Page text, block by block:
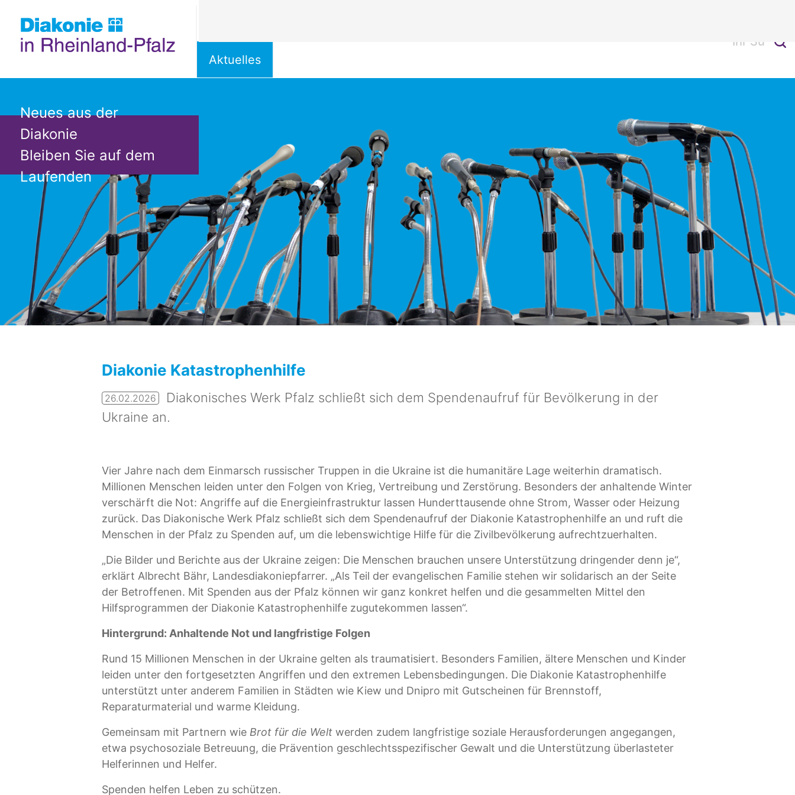
Aktuelles
Neues aus der
Diakonie
Bleiben Sie auf dem
Laufenden
Aktuelle Meldungen
Diakonie Katastrophenhilfe
26.02.2026
Diakonisches Werk Pfalz schließt sich dem Spendenaufruf für Bevölkerung in der
Ukraine an.
Vier Jahre nach dem Einmarsch russischer Truppen in die Ukraine ist die humanitäre Lage weiterhin dramatisch.
Millionen Menschen leiden unter den Folgen von Krieg, Vertreibung und Zerstörung. Besonders der anhaltende Winter
verschärft die Not: Angriffe auf die Energieinfrastruktur lassen Hunderttausende ohne Strom, Wasser oder Heizung
zurück. Das Diakonische Werk Pfalz schließt sich dem Spendenaufruf der Diakonie Katastrophenhilfe an und ruft die
Menschen in der Pfalz zu Spenden auf, um die lebenswichtige Hilfe für die Zivilbevölkerung aufrechtzuerhalten.
„Die Bilder und Berichte aus der Ukraine zeigen: Die Menschen brauchen unsere Unterstützung dringender denn je“,
erklärt Albrecht Bähr, Landesdiakoniepfarrer. „Als Teil der evangelischen Familie stehen wir solidarisch an der Seite
der Betroffenen. Mit Spenden aus der Pfalz können wir ganz konkret helfen und die gesammelten Mittel den
Hilfsprogrammen der Diakonie Katastrophenhilfe zugutekommen lassen“.
Hintergrund: Anhaltende Not und langfristige Folgen
Rund 15 Millionen Menschen in der Ukraine gelten als traumatisiert. Besonders Familien, ältere Menschen und Kinder
leiden unter den fortgesetzten Angriffen und den extremen Lebensbedingungen. Die Diakonie Katastrophenhilfe
unterstützt unter anderem Familien in Städten wie Kiew und Dnipro mit Gutscheinen für Brennstoff,
Reparaturmaterial und warme Kleidung.
Gemeinsam mit Partnern wie Brot für die Welt werden zudem langfristige soziale Herausforderungen angegangen,
etwa psychosoziale Betreuung, die Prävention geschlechtsspezifischer Gewalt und die Unterstützung überlasteter
Helferinnen und Helfer.
Spenden helfen Leben zu schützen.